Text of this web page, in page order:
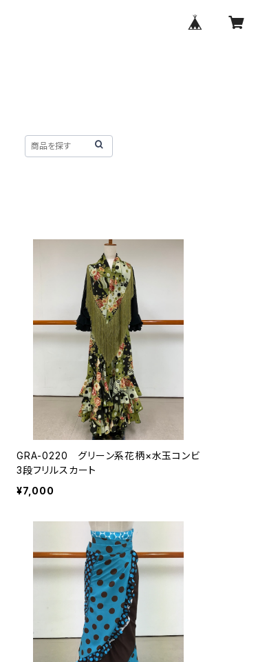
GRA-0220 グリーン系花柄×水玉コンビ
3段フリルスカート
¥7,000